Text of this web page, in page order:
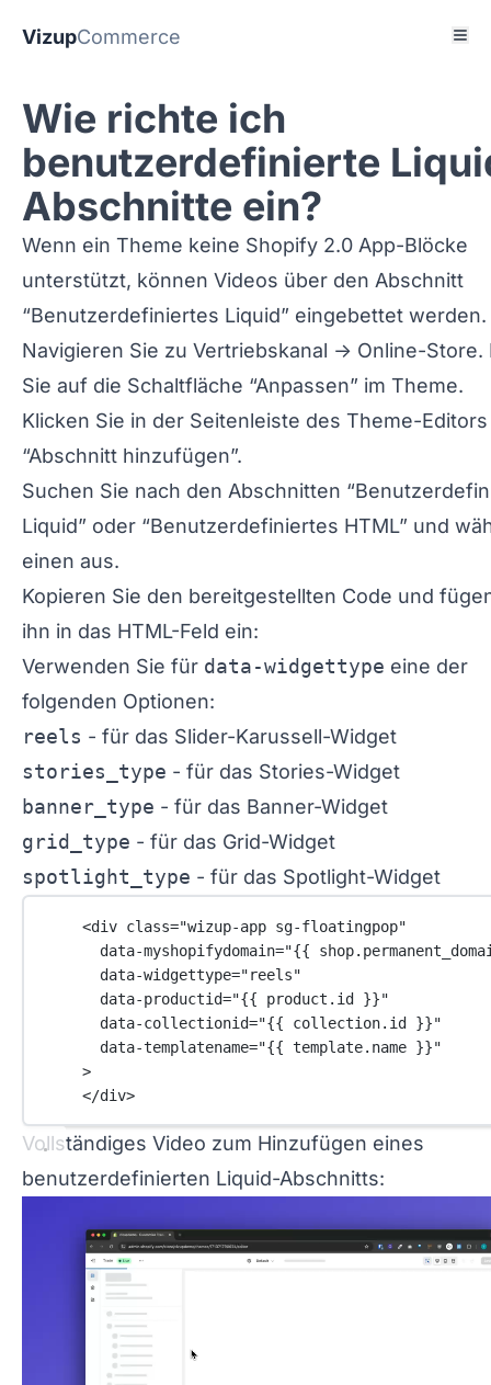
VizupCommerce
Wie richte ich
benutzerdefinierte
Abschnitte ein?
Wenn ein Theme keine Shopify 2.0 App-Blöcke
unterstützt, können Videos über den Abschnitt
“Benutzerdefiniertes Liquid” eingebettet werden.
Navigieren Sie zu Vertriebskanal -> Online-Store.
Sie auf die Schaltfläche “Anpassen” im Theme.
Klicken Sie in der Seitenleiste des Theme-
“Abschnitt hinzufügen”.
Suchen Sie nach den Abschnitten
Liquid” oder “Benutzerdefiniertes HTML” und
einen aus.
Kopieren Sie den bereitgestellten Code und
ihn in das HTML-Feld ein:
Verwenden Sie für data-widgettype eine der
folgenden Optionen:
reels - für das Slider-Karussell-Widget
stories_type - für das Stories-Widget
banner_type - für das Banner-Widget
grid_type - für das Grid-Widget
spotlight_type - für das Spotlight-Widget
<div class="wizup-app sg-floatingpop"
data-myshopifydomain="{{ shop.
data-widgettype="reels"
data-productid="{{ product . id }}"
data-collectionid="{{ collection. id }}"
data-templatename="{{ template. name }}"
>
</div>
Vollständiges Video zum Hinzufügen eines
benutzerdefinierten Liquid-Abschnitts: